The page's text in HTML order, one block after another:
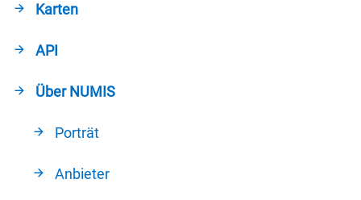
Karten
API
Über NUMIS
Porträt
Anbieter